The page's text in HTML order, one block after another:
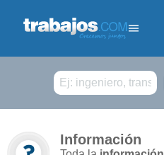
Buscar
Información